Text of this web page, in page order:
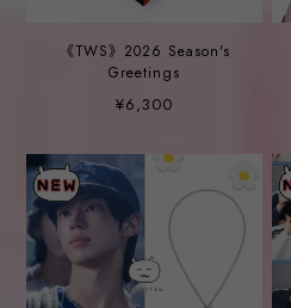
《TWS》2026 Season's
Greetings
¥6,300